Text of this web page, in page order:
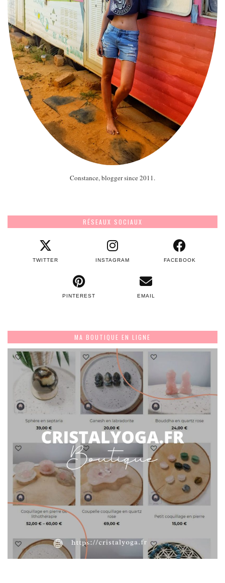
Constance, blogger since 2011.
RÉSEAUX SOCIAUX
TWITTER INSTAGRAM FACEBOOK
PINTEREST EMAIL
MA BOUTIQUE EN LIGNE